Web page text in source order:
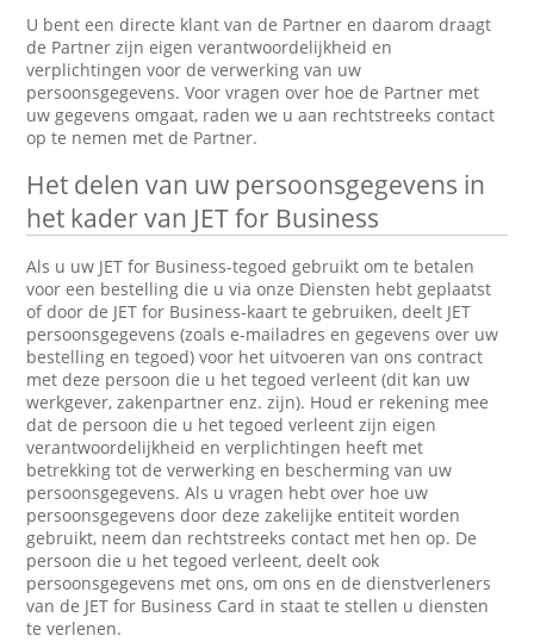
U bent een directe klant van de Partner en daarom draagt
de Partner zijn eigen verantwoordelijkheid en
verplichtingen voor de verwerking van uw
persoonsgegevens. Voor vragen over hoe de Partner met
uw gegevens omgaat, raden we u aan rechtstreeks contact
op te nemen met de Partner.
Het delen van uw persoonsgegevens in
het kader van JET for Business
Als u uw JET for Business-tegoed gebruikt om te betalen
voor een bestelling die u via onze Diensten hebt geplaatst
of door de JET for Business-kaart te gebruiken, deelt JET
persoonsgegevens (zoals e-mailadres en gegevens over uw
bestelling en tegoed) voor het uitvoeren van ons contract
met deze persoon die u het tegoed verleent (dit kan uw
werkgever, zakenpartner enz. zijn). Houd er rekening mee
dat de persoon die u het tegoed verleent zijn eigen
verantwoordelijkheid en verplichtingen heeft met
betrekking tot de verwerking en bescherming van uw
persoonsgegevens. Als u vragen hebt over hoe uw
persoonsgegevens door deze zakelijke entiteit worden
gebruikt, neem dan rechtstreeks contact met hen op. De
persoon die u het tegoed verleent, deelt ook
persoonsgegevens met ons, om ons en de dienstverleners
van de JET for Business Card in staat te stellen u diensten
te verlenen.